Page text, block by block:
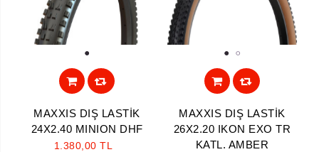
MAXXIS DIŞ LASTİK
24X2.40 MINION DHF
1.380,00 TL
MAXXIS DIŞ LASTİK
26X2.20 IKON EXO TR
KATL. AMBER